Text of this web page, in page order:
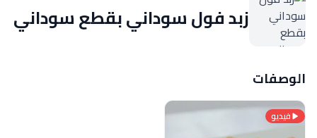
زبد فول سوداني بقطع سوداني
الوصفات
فيديو